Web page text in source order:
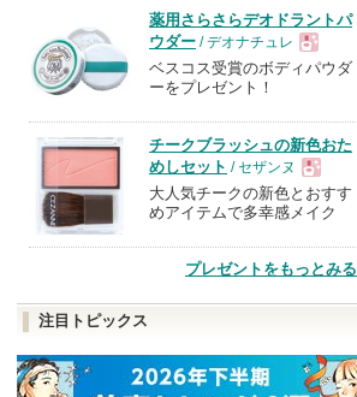
薬用さらさらデオドラントパ
ウダー / デオナチュレ
現
品
ベスコス受賞のボディパウダ
ーをプレゼント！
チークブラッシュの新色おた
めしセット / セザンヌ
現
品
大人気チークの新色とおすす
めアイテムで多幸感メイク
プレゼントをもっとみる
注目トピックス